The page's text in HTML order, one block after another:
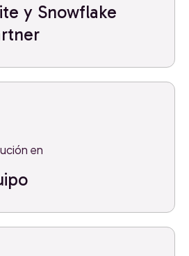
y Snowflake
en